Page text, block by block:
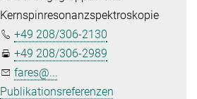
Kernspinresonanzspektroskopie
+49 208/306-2130
+49 208/306-2989
fares@...
Publikationsreferenzen